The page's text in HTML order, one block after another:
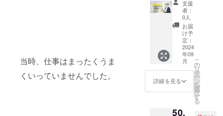
当時、仕事はまったくうま
くいっていませんでした。
滞在費
は各自
でご負
担くだ
さい。
支援者
様との
連絡方
法：詳
細は
メール
で連絡
す。
装でお
越しく
ださ
い。特
に、
BBQの
際には
油や炭
が飛ぶ
ことが
ありま
すので
くださ
イベン
トを成
功させ
た経験
を共有
しま
す。 日
時：
2024年
9月2日
（月）
13:30～
開場
15:00（
開場
13:00）
場所：
金沢市
コワー
キング
スペー
ス金沢
条件指
定注意
象：ど
（ソル
トさ
ん） 鍋
島安佐
演会内
容 レモ
ンさん
と坂下
による
対談：1
月1日に
た能登
ども連
れのご
家庭が
安心し
て外出
できる
子育て
まちづ
くり」
をいい
ます。
の授乳
ベビ＊
ステと
は、静
岡県富
士宮市
でＮＰ
Ｏ法人
母力向
上委員
会が運
ドとソ
ワーク
を繋げ
る交流
会とし
て、静
岡県富
士宮市
で16年
ママ支
援の活
法人母
マ向
け）60
分】 坂
下賀英
子が直
接お話
を伺
い、子
育てや
家事、
仕事、
人生の
ど、ど
支援
者：
0人
お届
け予
定：
2024
年09
月
詳細を見る
こ
の
リ
タ
ー
ン
を
選
択
す
る
50,